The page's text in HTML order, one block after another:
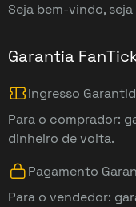
Seja bem-vindo,
Garantia
Ingresso
Para o comprador:
dinheiro de volta.
Pagamento
Para o vendedor: